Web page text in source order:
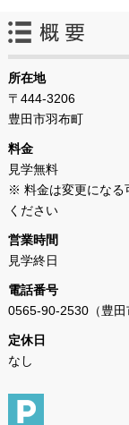
所在地
〒444-3206
豊田市羽布町
料金
見学無料
※ 料金は変更になる
ください
営業時間
見学終日
電話番号
0565-90-2530（豊田
定休日
なし